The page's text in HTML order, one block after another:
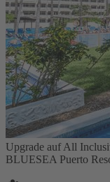
Upgrade auf All
BLUESEA Puerto